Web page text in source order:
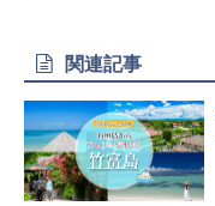
関連記事